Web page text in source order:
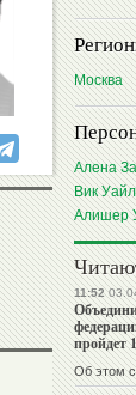
Москва
Алена
Вик
Алишер
11:52
пройдет
Об этом